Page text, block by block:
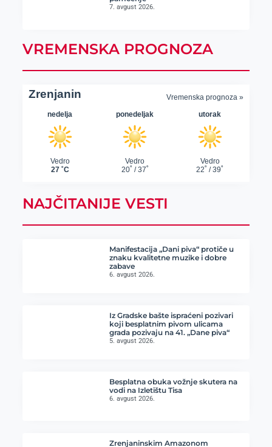
7. avgust 2026.
VREMENSKA PROGNOZA
NAJČITANIJE VESTI
Manifestacija „Dani piva“ protiče u
znaku kvalitetne muzike i dobre
zabave
6. avgust 2026.
Iz Gradske bašte ispraćeni pozivari
koji besplatnim pivom ulicama
grada pozivaju na 41. „Dane piva“
5. avgust 2026.
Besplatna obuka vožnje skutera na
vodi na Izletištu Tisa
6. avgust 2026.
Zrenjaninskim Amazonom